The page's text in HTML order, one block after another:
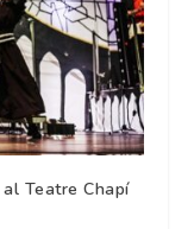
Teatre Chapí